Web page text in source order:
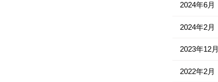
2024年6月
2024年2月
2023年12月
2022年2月